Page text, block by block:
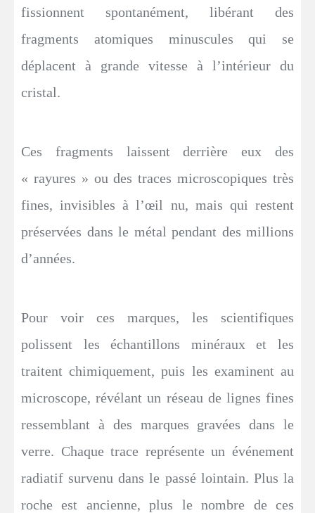
fissionnent spontanément, libérant des
fragments atomiques minuscules qui se
déplacent à grande vitesse à l’intérieur du
cristal.
Ces fragments laissent derrière eux des
« rayures » ou des traces microscopiques très
fines, invisibles à l’œil nu, mais qui restent
préservées dans le métal pendant des millions
d’années.
Pour voir ces marques, les scientifiques
polissent les échantillons minéraux et les
traitent chimiquement, puis les examinent au
microscope, révélant un réseau de lignes fines
ressemblant à des marques gravées dans le
verre. Chaque trace représente un événement
radiatif survenu dans le passé lointain. Plus la
roche est ancienne, plus le nombre de ces